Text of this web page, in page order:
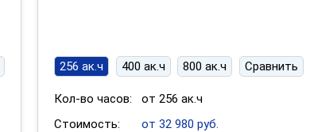
256 ак.ч 400 ак.ч 800 ак.ч Сравнить
Кол-во часов:
от 256 ак.ч
Стоимость:
от 32 980 руб.